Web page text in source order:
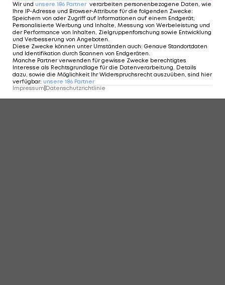
KOMMENTARE
Wir und unsere 186 Partner verarbeiten personenbezogene Daten, wie
Ihre IP-Adresse und Browser-Attribute für die folgenden Zwecke:
Speichern von oder Zugriff auf Informationen auf einem Endgerät;
Personalisierte Werbung und Inhalte, Messung von Werbeleistung und
der Performance von Inhalten, Zielgruppenforschung sowie Entwicklung
und Verbesserung von Angeboten.
Diese Zwecke können unter Umständen auch: Genaue Standortdaten
und Identifikation durch Scannen von Endgeräten.
Manche Partner verwenden für gewisse Zwecke berechtigtes
Interesse als Rechtsgrundlage für die Datenverarbeitung. Details
dazu, sowie die Möglichkeit Ihr Widerspruchsrecht auszuüben, sind hier
verfügbar: unsere 186 Partner
Impressum Datenschutzrichtlinie